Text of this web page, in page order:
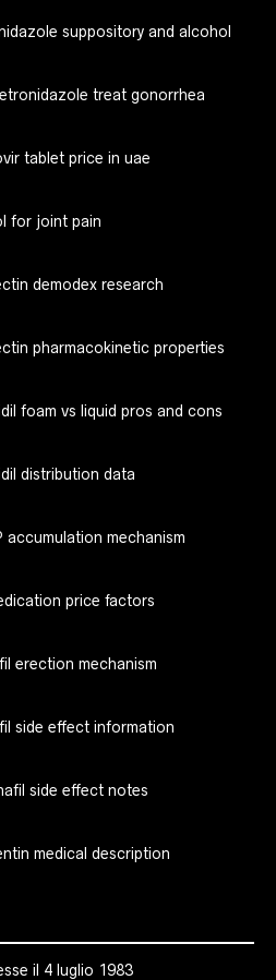
suppository and alcohol
treat gonorrhea
tablet price in uae
for joint pain
demodex research
pharmacokinetic properties
foam vs liquid pros and cons
distribution data
accumulation mechanism
price factors
erection mechanism
side effect information
side effect notes
medical description
il 4 luglio 1983